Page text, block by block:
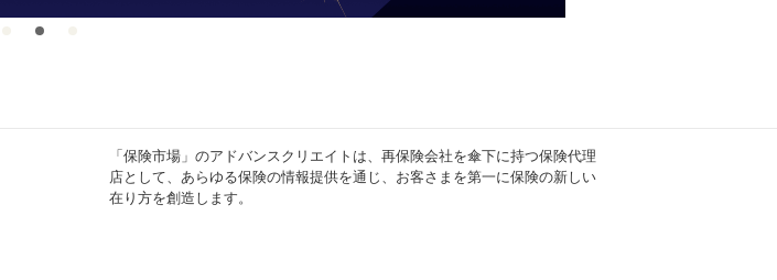
「保険市場」のアドバンスクリエイトは、再保険会社を傘下に持つ保険代理
店として、あらゆる保険の情報提供を通じ、お客さまを第一に保険の新しい
在り方を創造します。